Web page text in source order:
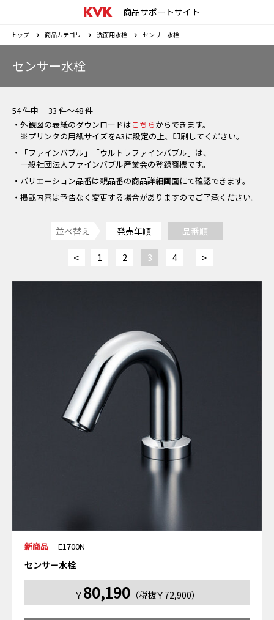
商品サポートサイト
トップ 商品カテゴリ 洗面用水栓 センサー水栓
センサー水栓
54 件中 33 件～48 件
・外観図の表紙のダウンロードはこちらからできます。
※プリンタの用紙サイズをA3に設定の上、印刷してください。
・「ファインバブル」「ウルトラファインバブル」は、
一般社団法人ファインバブル産業会の登録商標です。
・バリエーション品番は親品番の商品詳細画面にて確認できます。
・掲載内容は予告なく変更する場合がありますのでご了承ください。
並べ替え 発売年順 品番順
< 1 2 3 4 >
新商品 E1700N
センサー水栓
￥ 80,190（税抜￥72,900）